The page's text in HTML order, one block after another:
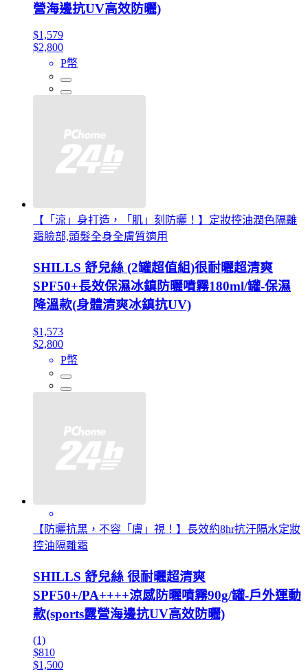
營海邊抗UV高效防曬)
$1,579
$2,800
P幣
【「涼」身打造，「肌」刻防曬！】定妝控油潤色隔離
霜臉部,頭髮全身全膚質適用
SHILLS 舒兒絲 (2罐超值組)很耐曬超清爽
SPF50+長效保濕冰鎮防曬噴霧180ml/罐-保濕
降溫款(身體清爽冰鎮抗UV)
$1,573
$2,800
P幣
【防曬抗黑，不容「膚」視！】長效約8hr抗汗隔水定妝
控油隔離霜
SHILLS 舒兒絲 很耐曬超清爽
SPF50+/PA++++涼感防曬噴霧90g/罐-戶外運動
款(sports露營海邊抗UV高效防曬)
(1)
$810
$1,500